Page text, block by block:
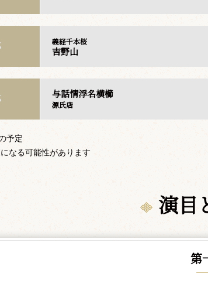
義経千本桜
吉野山
与話情浮名横櫛
源氏店
予定
なる可能性があります
演目
第